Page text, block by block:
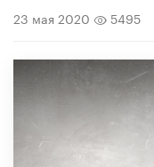
23 мая 2020 5495